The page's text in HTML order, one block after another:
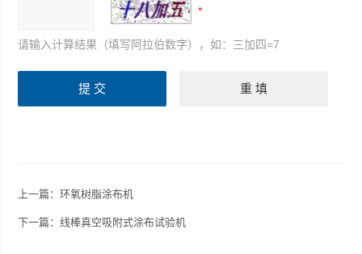
请输入计算结果（填写阿拉伯数字），如：三加四=7
上一篇：环氧树脂涂布机
下一篇：线棒真空吸附式涂布试验机